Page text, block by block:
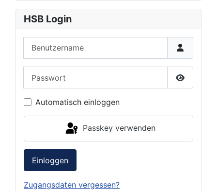
HSB Login
Passwort
Automatisch einloggen
Passkey verwenden
Einloggen
Zugangsdaten vergessen?